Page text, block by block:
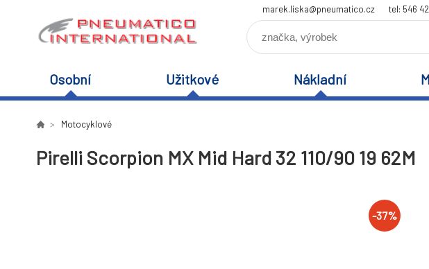
marek.liska@pneumatico.cz tel: 546
Osobní Užitkové Nákladní
Motocyklové
Pirelli Scorpion MX Mid Hard 32 110/90 19 62M
-37%